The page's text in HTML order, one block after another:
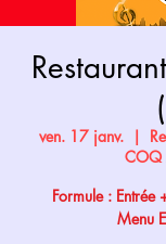
ven. 17 janv.
  |
COQ
Formule : Entrée
Menu